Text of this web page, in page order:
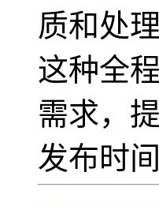
质和处
这种全
需求，
发布时